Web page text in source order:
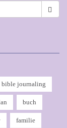
bible journaling
buch
familie